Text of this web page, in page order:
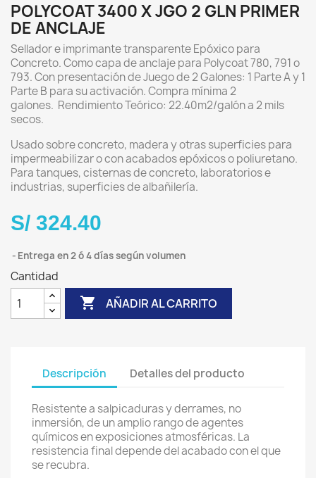
POLYCOAT 3400 X JGO 2 GLN PRIMER
DE ANCLAJE
Sellador e imprimante transparente Epóxico para
Concreto. Como capa de anclaje para Polycoat 780, 791 o
793. Con presentación de Juego de 2 Galones: 1 Parte A y 1
Parte B para su activación. Compra mínima 2
galones. Rendimiento Teórico: 22.40m2/galón a 2 mils
secos.
Usado sobre concreto, madera y otras superficies para
impermeabilizar o con acabados epóxicos o poliuretano.
Para tanques, cisternas de concreto, laboratorios e
industrias, superficies de albañilería.
S/ 324.40
Entrega en 2 ó 4 días según volumen
Cantidad
 AÑADIR AL CARRITO
Descripción Detalles del producto
Resistente a salpicaduras y derrames, no
inmersión, de un amplio rango de agentes
químicos en exposiciones atmosféricas. La
resistencia final depende del acabado con el que
se recubra.